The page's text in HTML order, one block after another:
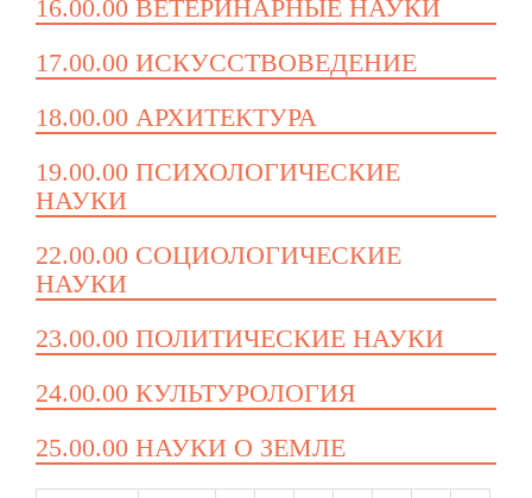
16.00.00 ВЕТЕРИНАРНЫЕ НАУКИ
17.00.00 ИСКУССТВОВЕДЕНИЕ
18.00.00 АРХИТЕКТУРА
19.00.00 ПСИХОЛОГИЧЕСКИЕ
НАУКИ
22.00.00 СОЦИОЛОГИЧЕСКИЕ
НАУКИ
23.00.00 ПОЛИТИЧЕСКИЕ НАУКИ
24.00.00 КУЛЬТУРОЛОГИЯ
25.00.00 НАУКИ О ЗЕМЛЕ